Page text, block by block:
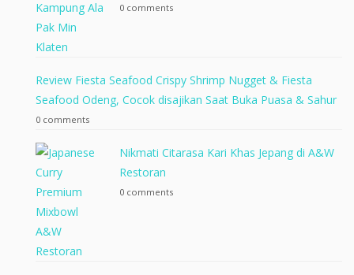
0 comments
Review Fiesta Seafood Crispy Shrimp Nugget & Fiesta
Seafood Odeng, Cocok disajikan Saat Buka Puasa & Sahur
0 comments
Nikmati Citarasa Kari Khas Jepang di A&W
Restoran
0 comments